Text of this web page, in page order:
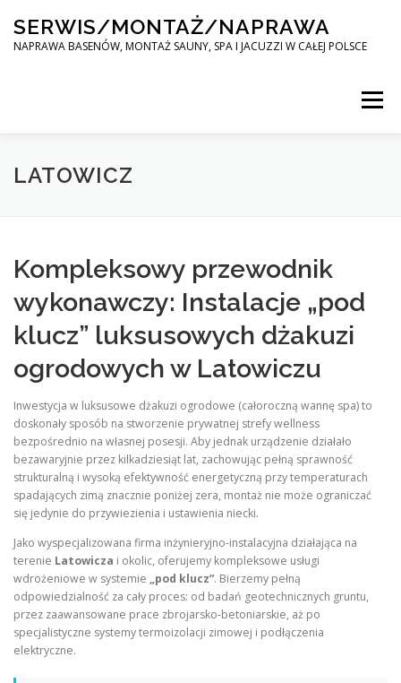
content
SERWIS/MONTAŻ/NAPRAWA
NAPRAWA BASENÓW, MONTAŻ SAUNY, SPA I JACUZZI W CAŁEJ POLSCE
Menu
SPA SERWIS
KONTAKT
LATOWICZ
Kompleksowy przewodnik
wykonawczy: Instalacje „pod
klucz” luksusowych dżakuzi
ogrodowych w Latowiczu
Inwestycja w luksusowe dżakuzi ogrodowe (całoroczną wannę spa) to
doskonały sposób na stworzenie prywatnej strefy wellness
bezpośrednio na własnej posesji. Aby jednak urządzenie działało
bezawaryjnie przez kilkadziesiąt lat, zachowując pełną sprawność
strukturalną i wysoką efektywność energetyczną przy temperaturach
spadających zimą znacznie poniżej zera, montaż nie może ograniczać
się jedynie do przywiezienia i ustawienia niecki.
Jako wyspecjalizowana firma inżynieryjno-instalacyjna działająca na
terenie Latowicza i okolic, oferujemy kompleksowe usługi
wdrożeniowe w systemie „pod klucz”. Bierzemy pełną
odpowiedzialność za cały proces: od badań geotechnicznych gruntu,
przez zaawansowane prace zbrojarsko-betoniarskie, aż po
specjalistyczne systemy termoizolacji zimowej i podłączenia
elektryczne.